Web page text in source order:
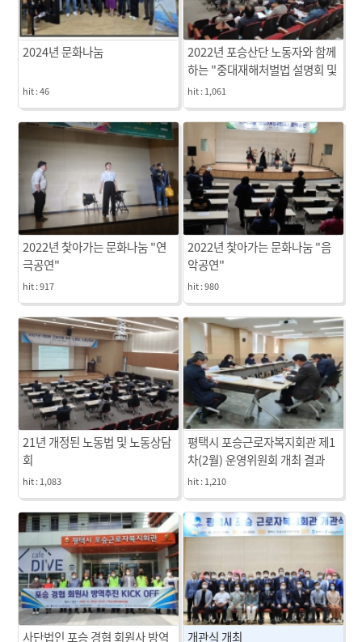
2024년 문화나눔
hit :46
2022년 포승산단 노동자와 함께
하는 "중대재해처벌법 설명회 및
법률상담"
hit : 1,061
2022년 찿아가는 문화나눔 "연
극공연"
hit :917
2022년 찿아가는 문화나눔 "음
악공연"
hit :980
21년 개정된 노동법 및 노동상담
회
hit : 1,083
평택시 포승근로자복지회관 제1
차(2월) 운영위원회 개최 결과
hit : 1,210
사단법인 포승 경협 회원사 방역 개관식 개최